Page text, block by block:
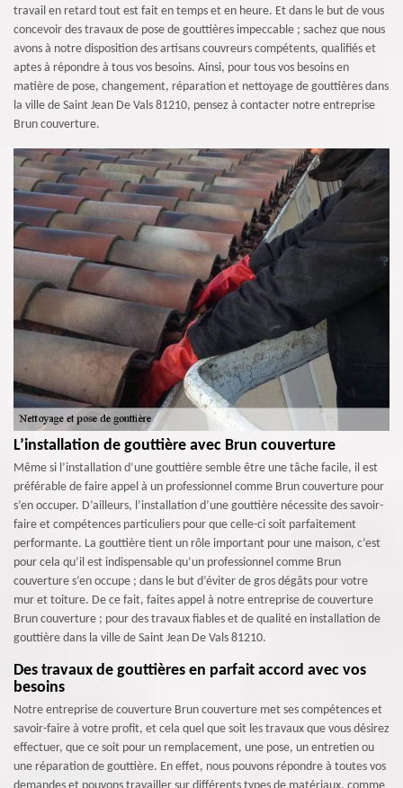
travail en retard tout est fait en temps et en heure. Et dans le but de vous
concevoir des travaux de pose de gouttières impeccable ; sachez que nous
avons à notre disposition des artisans couvreurs compétents, qualifiés et
aptes à répondre à tous vos besoins. Ainsi, pour tous vos besoins en
matière de pose, changement, réparation et nettoyage de gouttières dans
la ville de Saint Jean De Vals 81210, pensez à contacter notre entreprise
Brun couverture.
L’installation de gouttière avec Brun couverture
Même si l’installation d’une gouttière semble être une tâche facile, il est
préférable de faire appel à un professionnel comme Brun couverture pour
s’en occuper. D’ailleurs, l’installation d’une gouttière nécessite des savoir-
faire et compétences particuliers pour que celle-ci soit parfaitement
performante. La gouttière tient un rôle important pour une maison, c’est
pour cela qu’il est indispensable qu’un professionnel comme Brun
couverture s’en occupe ; dans le but d’éviter de gros dégâts pour votre
mur et toiture. De ce fait, faites appel à notre entreprise de couverture
Brun couverture ; pour des travaux fiables et de qualité en installation de
gouttière dans la ville de Saint Jean De Vals 81210.
Des travaux de gouttières en parfait accord avec vos
besoins
Notre entreprise de couverture Brun couverture met ses compétences et
savoir-faire à votre profit, et cela quel que soit les travaux que vous désirez
effectuer, que ce soit pour un remplacement, une pose, un entretien ou
une réparation de gouttière. En effet, nous pouvons répondre à toutes vos
demandes et pouvons travailler sur différents types de matériaux, comme